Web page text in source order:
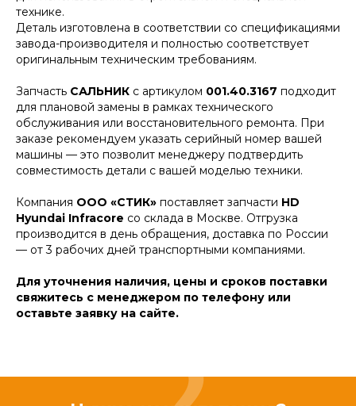
технике.
Деталь изготовлена в соответствии со спецификациями
завода-производителя и полностью соответствует
оригинальным техническим требованиям.
Запчасть САЛЬНИК с артикулом 001.40.3167 подходит
для плановой замены в рамках технического
обслуживания или восстановительного ремонта. При
заказе рекомендуем указать серийный номер вашей
машины — это позволит менеджеру подтвердить
совместимость детали с вашей моделью техники.
Компания ООО «СТИК» поставляет запчасти HD
Hyundai Infracore со склада в Москве. Отгрузка
производится в день обращения, доставка по России
— от 3 рабочих дней транспортными компаниями.
Для уточнения наличия, цены и сроков поставки
свяжитесь с менеджером по телефону или
оставьте заявку на сайте.